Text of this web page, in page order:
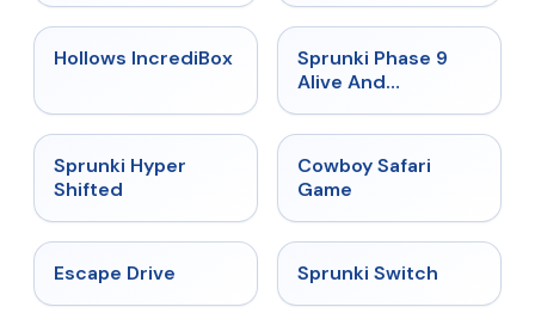
★ 4.3
Hollows IncrediBox ★
Sprunki Phase 9
Alive And
★
Sprunki Hyper
Shifted
Cowboy Safari
Game
Escape Drive ★
Sprunki Switch